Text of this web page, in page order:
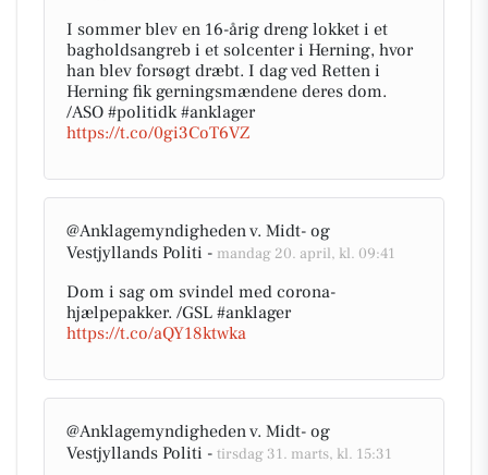
I sommer blev en 16-årig dreng lokket i et
bagholdsangreb i et solcenter i Herning, hvor
han blev forsøgt dræbt. I dag ved Retten i
Herning fik gerningsmændene deres dom.
/ASO #politidk #anklager
https://t.co/0gi3CoT6VZ
@Anklagemyndigheden v. Midt- og
Vestjyllands Politi - mandag 20. april, kl. 09:41
Dom i sag om svindel med corona-
hjælpepakker. /GSL #anklager
https://t.co/aQY18ktwka
@Anklagemyndigheden v. Midt- og
Vestjyllands Politi - tirsdag 31. marts, kl. 15:31